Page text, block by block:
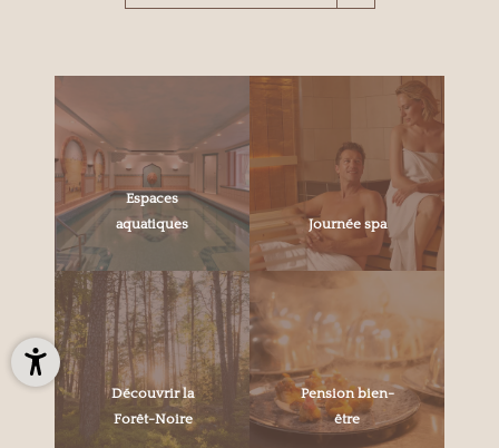
Espaces
aquatiques
Journée spa
Découvrir la
Forêt-Noire
Pension bien-
être